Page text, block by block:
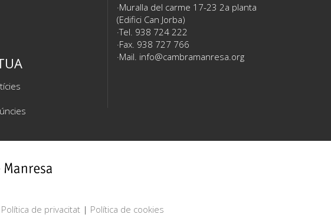
Muralla del carme 17-23 2a planta
(Edifici Can Jorba)
Tel. 938 724 222
Fax. 938 727 766
Mail. info@cambramanresa.org
Política de privacitat | Política de cookies